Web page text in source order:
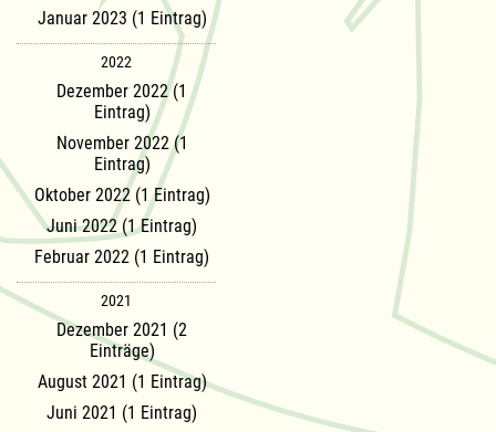
Januar 2023 (1 Eintrag)
2022
Dezember 2022 (1
Eintrag)
November 2022 (1
Eintrag)
Oktober 2022 (1 Eintrag)
Juni 2022 (1 Eintrag)
Februar 2022 (1 Eintrag)
2021
Dezember 2021 (2
Einträge)
August 2021 (1 Eintrag)
Juni 2021 (1 Eintrag)